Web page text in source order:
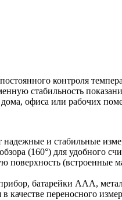
контроля
стабильность
офиса или рабочих
и стабильные
(160°) для удобного
поверхность
батарейки ААА,
качестве переносного